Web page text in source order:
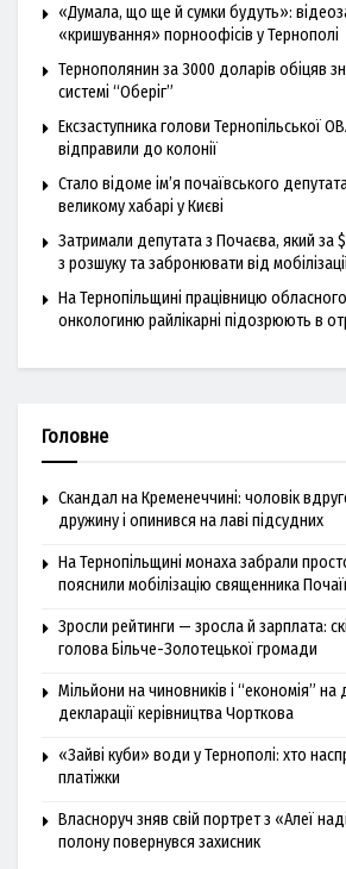
«Думала, що ще й сумки будуть»:
«кришування» порноофісів у Тернополі
Тернополянин за 3000 доларів обіцяв
системі “Оберіг”
Ексзаступника голови Тернопільської
відправили до колонії
Стало відоме ім’я почаївського
великому хабарі у Києві
Затримали депутата з Почаєва, який за
з розшуку та забронювати від
На Тернопільщині працівницю
онкологиню райлікарні підозрюють в
Головне
Скандал на Кременеччині: чоловік
дружину і опинився на лаві підсудних
На Тернопільщині монаха забрали
пояснили мобілізацію священника
Зросли рейтинги — зросла й зарплата:
голова Більче-Золотецької громади
Мільйони на чиновників і “економія” на
декларації керівництва Чорткова
«Зайві куби» води у Тернополі: хто
платіжки
Власноруч зняв свій портрет з «Алеї
полону повернувся захисник